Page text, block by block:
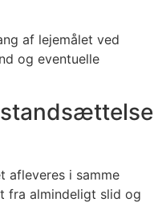
af lejemålet ved
og eventuelle
afleveres i samme
fra almindeligt slid og